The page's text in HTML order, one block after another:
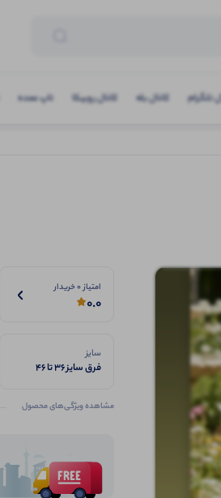
تلگرام کانال بله کانال روبیکا تاپ عمده
امتیاز 0 خریدار
0.0
سایز
فرق سایز ۳۶ تا ۴۶
مشاهده ویژگی‌های محصول